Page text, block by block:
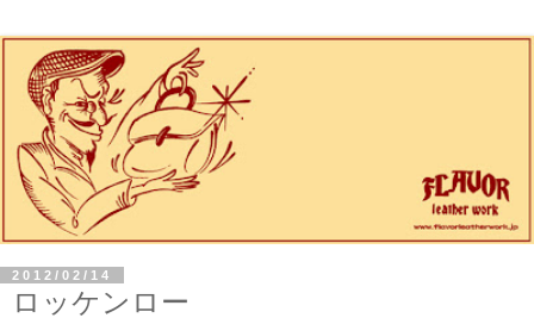
2012/02/14
ロッケンロー